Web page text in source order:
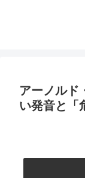
アーノルド
い発音と「